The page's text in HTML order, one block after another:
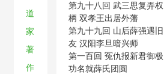
道
家
著
作
第九十八回 武三思复弄权
柄 双孝王出居外藩
第九十九回 山后薛强遇旧
友 汉阳李旦暗兴师
第一百回 冤仇报新君御极
功名就薛氏团圆